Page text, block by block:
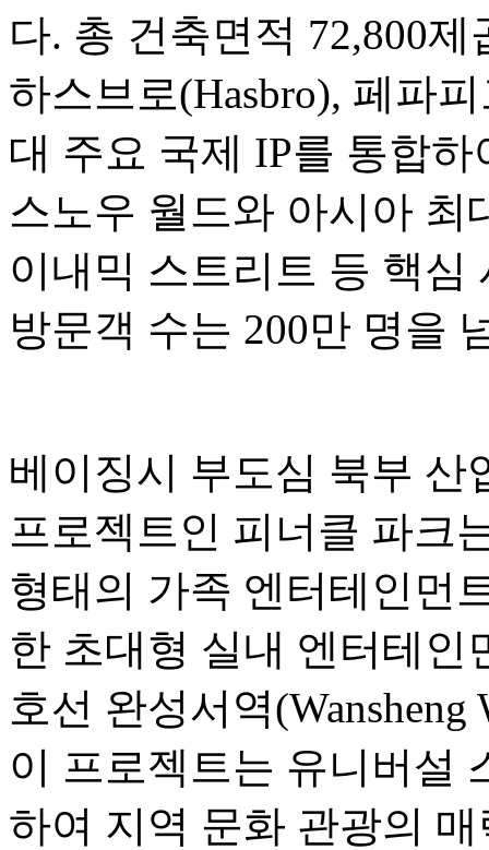
다. 총 건축면적 72,800
하스브로(Hasbro), 페파
대 주요 국제 IP를 통합
스노우 월드와 아시아 최
이내믹 스트리트 등 핵심
방문객 수는 200만 명을
베이징시 부도심 북부 산
프로젝트인 피너클 파크
형태의 가족 엔터테인먼
한 초대형 실내 엔터테인
호선 완성서역
이 프로젝트는 유니버설
하여 지역 문화 관광의